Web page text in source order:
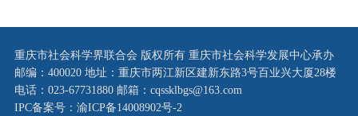
重庆市社会科学界联合会 版权所有 重庆市社会科学发展中心承办
邮编：400020 地址：重庆市两江新区建新东路3号百业兴大厦28楼
电话：023-67731880 邮箱：cqssklbgs@163.com
IPC备案号：渝ICP备14008902号-2